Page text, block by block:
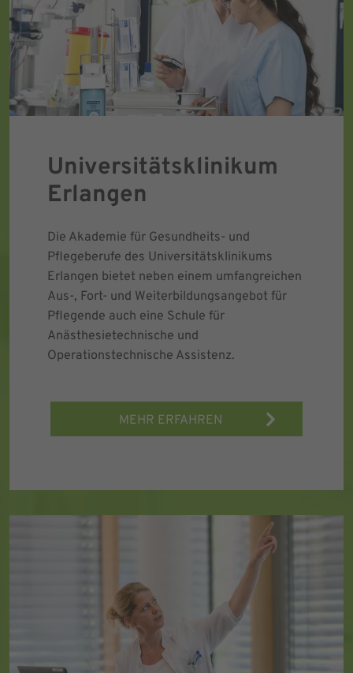
Universitätsklinikum
Erlangen
Die Akademie für Gesundheits- und
Pflegeberufe des Universitätsklinikums
Erlangen bietet neben einem umfangreichen
Aus-, Fort- und Weiterbildungsangebot für
Pflegende auch eine Schule für
Anästhesietechnische und
Operationstechnische Assistenz.
MEHR ERFAHREN